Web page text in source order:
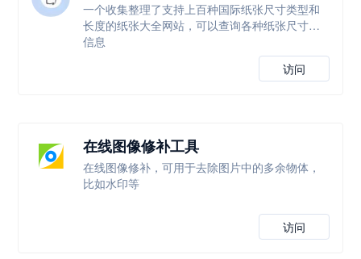
一个收集整理了支持上百种国际纸张尺寸类型和
长度的纸张大全网站，可以查询各种纸张尺寸等
信息
访问
在线图像修补工具
在线图像修补，可用于去除图片中的多余物体，
比如水印等
访问